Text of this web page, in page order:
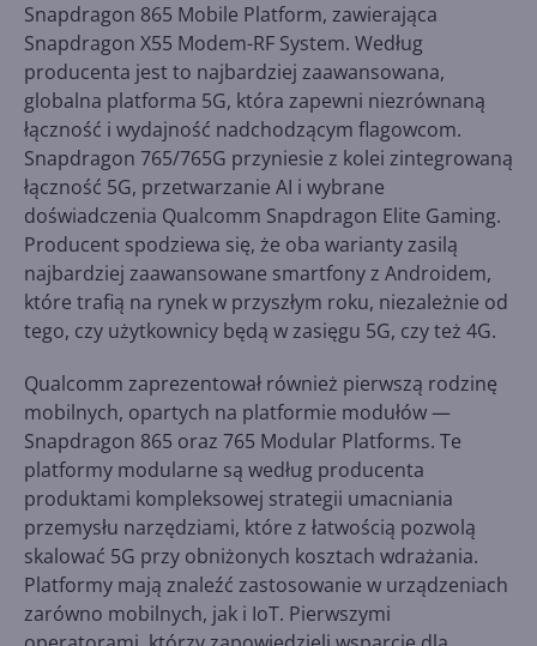
Snapdragon 865 Mobile Platform, zawierająca
Snapdragon X55 Modem-RF System. Według
producenta jest to najbardziej zaawansowana,
globalna platforma 5G, która zapewni niezrównaną
łączność i wydajność nadchodzącym flagowcom.
Snapdragon 765/765G przyniesie z kolei zintegrowaną
łączność 5G, przetwarzanie AI i wybrane
doświadczenia Qualcomm Snapdragon Elite Gaming.
Producent spodziewa się, że oba warianty zasilą
najbardziej zaawansowane smartfony z Androidem,
które trafią na rynek w przyszłym roku, niezależnie od
tego, czy użytkownicy będą w zasięgu 5G, czy też 4G.
Qualcomm zaprezentował również pierwszą rodzinę
mobilnych, opartych na platformie modułów —
Snapdragon 865 oraz 765 Modular Platforms. Te
platformy modularne są według producenta
produktami kompleksowej strategii umacniania
przemysłu narzędziami, które z łatwością pozwolą
skalować 5G przy obniżonych kosztach wdrażania.
Platformy mają znaleźć zastosowanie w urządzeniach
zarówno mobilnych, jak i IoT. Pierwszymi